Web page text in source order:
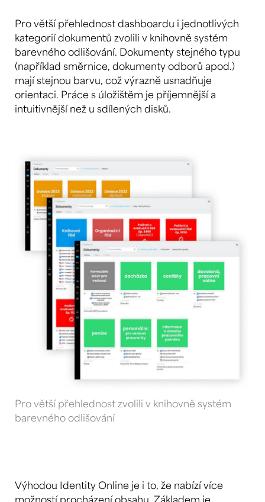
Pro větší přehlednost dashboardu i jednotlivých
kategorií dokumentů zvolili v knihovně systém
barevného odlišování. Dokumenty stejného typu
(například směrnice, dokumenty odborů apod.)
mají stejnou barvu, což výrazně usnadňuje
orientaci. Práce s úložištěm je příjemnější a
intuitivnější než u sdílených disků.
Pro větší přehlednost zvolili v knihovně systém
barevného odlišování
Výhodou Identity Online je i to, že nabízí více
možností procházení obsahu. Základem je